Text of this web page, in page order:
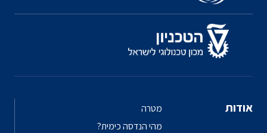
אודות
מטרה
מהי הנדסה כימית?